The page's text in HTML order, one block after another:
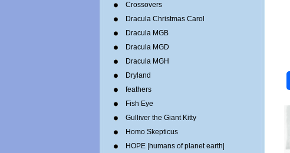
Crossovers
Dracula Christmas Carol
Dracula MGB
Dracula MGD
Dracula MGH
Dryland
feathers
Fish Eye
Gulliver the Giant Kitty
Homo Skepticus
HOPE |humans of planet earth|